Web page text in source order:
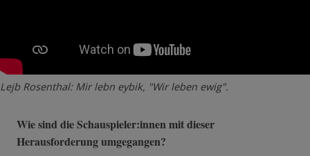
Lejb Rosenthal: Mir lebn eybik, "Wir leben ewig".
Wie sind die Schauspieler:innen mit dieser
Herausforderung umgegangen?